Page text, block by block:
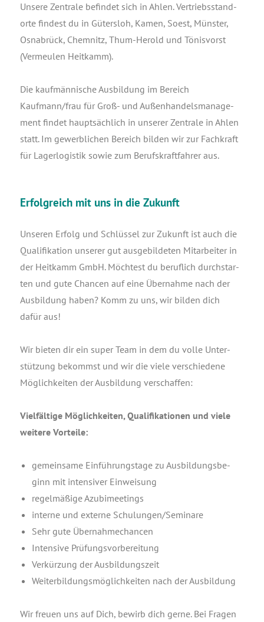
Unse­re Zen­tra­le befin­det sich in Ahlen. Ver­triebs­stand­
or­te fin­dest du in Güters­loh, Kamen, Soest, Müns­ter,
Osna­brück, Chem­nitz, Thum-Herold und Tönis­vorst
(Ver­meu­len Heitkamm).
Die kauf­män­ni­sche Aus­bil­dung im Bereich
Kaufmann/frau für Groß- und Außen­han­dels­ma­nage­
ment fin­det haupt­säch­lich in unse­rer Zen­tra­le in Ahlen
statt. Im gewerb­li­chen Bereich bil­den wir zur Fach­kraft
für Lager­lo­gis­tik sowie zum Berufs­kraft­fah­rer aus.
Erfolgreich mit uns in die Zukunft
Unse­ren Erfolg und Schlüs­sel zur Zukunft ist auch die
Qua­li­fi­ka­ti­on unse­rer gut aus­ge­bil­de­ten Mit­ar­bei­ter in
der Heit­kamm GmbH. Möch­test du beruf­lich durch­star­
ten und gute Chan­cen auf eine Über­nah­me nach der
Aus­bil­dung haben? Komm zu uns, wir bil­den dich
dafür aus!
Wir bie­ten dir ein super Team in dem du vol­le Unter­
stüt­zung bekommst und wir die vie­le ver­schie­de­ne
Mög­lich­kei­ten der Aus­bil­dung verschaffen:
Viel­fäl­ti­ge Mög­lich­kei­ten, Qua­li­fi­ka­tio­nen und vie­le
wei­te­re Vorteile:
gemein­sa­me Ein­füh­rungs­ta­ge zu Aus­bil­dungs­be­
ginn mit inten­si­ver Einweisung
regel­mä­ßi­ge Azubimeetings
inter­ne und exter­ne Schulungen/Seminare
Sehr gute Übernahmechancen
Inten­si­ve Prüfungsvorbereitung
Ver­kür­zung der Ausbildungszeit
Wei­ter­bil­dungs­mög­lich­kei­ten nach der Ausbildung
Wir freu­en uns auf Dich, bewirb dich ger­ne. Bei Fra­gen